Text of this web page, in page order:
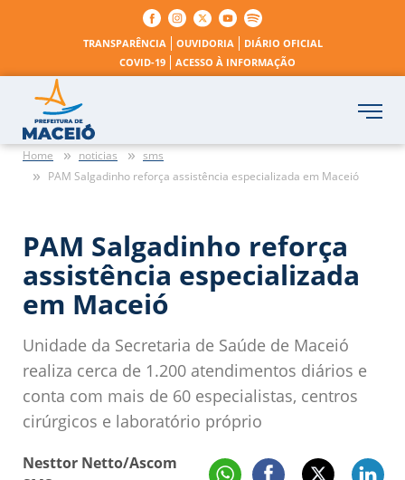
TRANSPARÊNCIA OUVIDORIA
DIÁRIO OFICIAL
COVID-19
ACESSO À INFORMAÇÃO
Home noticias
sms
PAM Salgadinho reforça assistência especializada em Maceió
PAM Salgadinho reforça
assistência especializada
em Maceió
Unidade da Secretaria de Saúde de Maceió
realiza cerca de 1.200 atendimentos diários e
conta com mais de 60 especialistas, centros
cirúrgicos e laboratório próprio
Nesttor Netto/Ascom